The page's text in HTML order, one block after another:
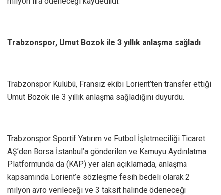
Trabzonspor, Umut Bozok ile 3 yıllık anlaşma sağladı
Trabzonspor Kulübü, Fransız ekibi Lorient’ten transfer ettiği
Umut Bozok ile 3 yıllık anlaşma sağladığını duyurdu.
Trabzonspor Sportif Yatırım ve Futbol İşletmeciliği Ticaret
AŞ’den Borsa İstanbul’a gönderilen ve Kamuyu Aydınlatma
Platformunda da (KAP) yer alan açıklamada, anlaşma
kapsamında Lorient’e sözleşme fesih bedeli olarak 2
milyon avro verileceği ve 3 taksit halinde ödeneceği